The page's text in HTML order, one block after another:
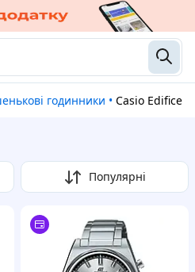
годинники • Casio Edifice
Популярні